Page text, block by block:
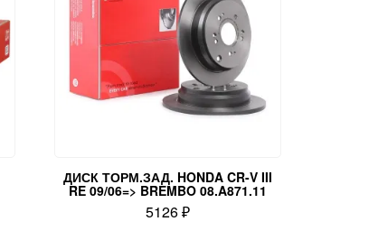
ДИСК ТОРМ.ЗАД. HONDA CR-V III
RE 09/06=> BREMBO 08.A871.11
5126₽